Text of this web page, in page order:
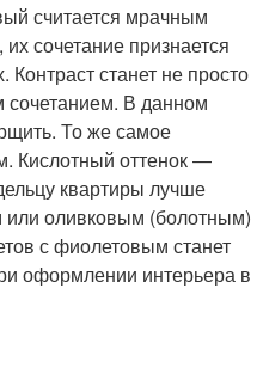
считается мрачным
сочетание признается
станет не просто
В данном
То же самое
Кислотный оттенок —
квартиры лучше
или оливковым (болотным)
с фиолетовым станет
оформлении интерьера в